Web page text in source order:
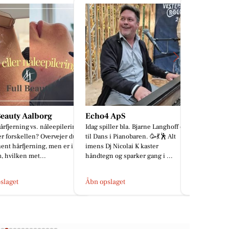
ApS
bla. Bjarne Langhoff op
i Pianobaren. 🥳💃🕺 Alt
Nicolai K kaster
og sparker gang i ...
Houen Life Power
Sund aldring starter ikke som 70-
årig. Den starter mens du smører
madpakker. Altså, jeg må lige dele
noget fra i går. Jeg h...
Åbn opslaget